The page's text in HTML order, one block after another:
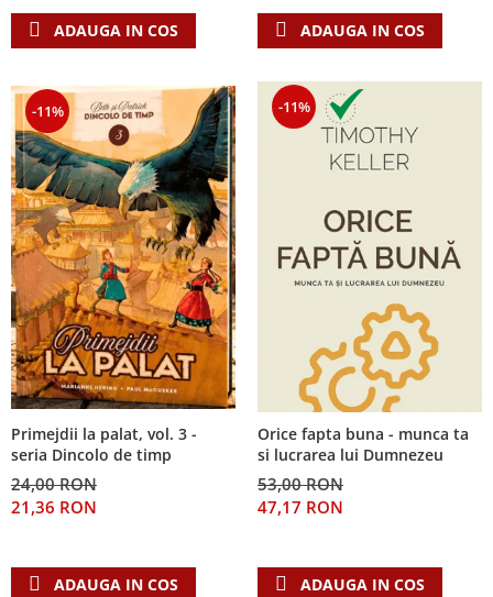
ADAUGA IN COS ADAUGA IN COS
-11%
Primejdii la palat, vol. 3 -
seria Dincolo de timp
24,00 RON
21,36 RON
ADAUGA IN COS
-11%
Orice fapta buna - munca ta
si lucrarea lui Dumnezeu
53,00 RON
47,17 RON
ADAUGA IN COS